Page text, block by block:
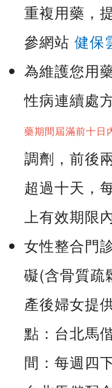
重複用藥，
參網站 健保
為維護您用
性病連續處
藥期間屆滿前十日
調劑，前後
超過十天，
上有效期限
女性整合門
礙(含骨質疏
產後婦女提
點：台北馬
間：每週四下